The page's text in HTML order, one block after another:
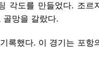
각도를 만들었다. 조르
골망을 갈랐다.
록했다. 이 경기는 포항